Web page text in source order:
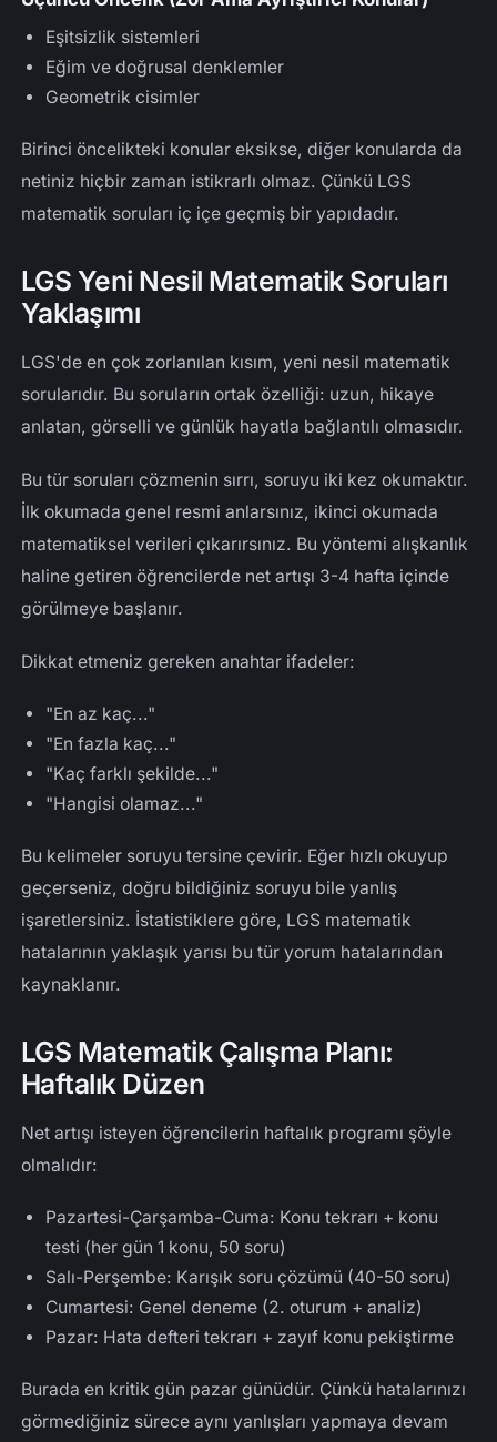
Eşitsizlik sistemleri
Eğim ve doğrusal denklemler
Geometrik cisimler
Birinci öncelikteki konular eksikse, diğer konularda da
netiniz hiçbir zaman istikrarlı olmaz. Çünkü LGS
matematik soruları iç içe geçmiş bir yapıdadır.
LGS Yeni Nesil Matematik Soruları
Yaklaşımı
LGS'de en çok zorlanılan kısım, yeni nesil matematik
sorularıdır. Bu soruların ortak özelliği: uzun, hikaye
anlatan, görselli ve günlük hayatla bağlantılı olmasıdır.
Bu tür soruları çözmenin sırrı, soruyu iki kez okumaktır.
İlk okumada genel resmi anlarsınız, ikinci okumada
matematiksel verileri çıkarırsınız. Bu yöntemi alışkanlık
haline getiren öğrencilerde net artışı 3-4 hafta içinde
görülmeye başlanır.
Dikkat etmeniz gereken anahtar ifadeler:
"En az kaç..."
"En fazla kaç..."
"Kaç farklı şekilde..."
"Hangisi olamaz..."
Bu kelimeler soruyu tersine çevirir. Eğer hızlı okuyup
geçerseniz, doğru bildiğiniz soruyu bile yanlış
işaretlersiniz. İstatistiklere göre, LGS matematik
hatalarının yaklaşık yarısı bu tür yorum hatalarından
kaynaklanır.
LGS Matematik Çalışma Planı:
Haftalık Düzen
Net artışı isteyen öğrencilerin haftalık programı şöyle
olmalıdır:
Pazartesi-Çarşamba-Cuma: Konu tekrarı + konu
testi (her gün 1 konu, 50 soru)
Salı-Perşembe: Karışık soru çözümü (40-50 soru)
Cumartesi: Genel deneme (2. oturum + analiz)
Pazar: Hata defteri tekrarı + zayıf konu pekiştirme
Burada en kritik gün pazar günüdür. Çünkü hatalarınızı
görmediğiniz sürece aynı yanlışları yapmaya devam